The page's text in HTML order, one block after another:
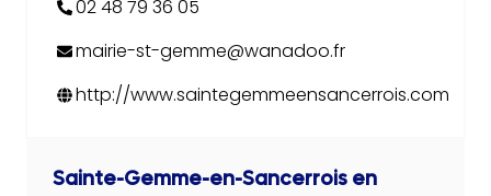
02 48 79 36 05
mairie-st-gemme@wanadoo.fr
http://www.saintegemmeensancerrois.com
Sainte-Gemme-en-Sancerrois en